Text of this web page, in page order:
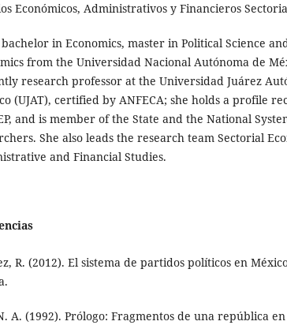
Económicos, Administrativos y Financieros
bachelor in Economics, master in Political Science
from the Universidad Nacional Autónoma de
research professor at the Universidad Juárez
(UJAT), certified by ANFECA; she holds a profile
and is member of the State and the National
She also leads the research team Sectorial
and Financial Studies.
R. (2012). El sistema de partidos políticos en
A. (1992). Prólogo: Fragmentos de una república